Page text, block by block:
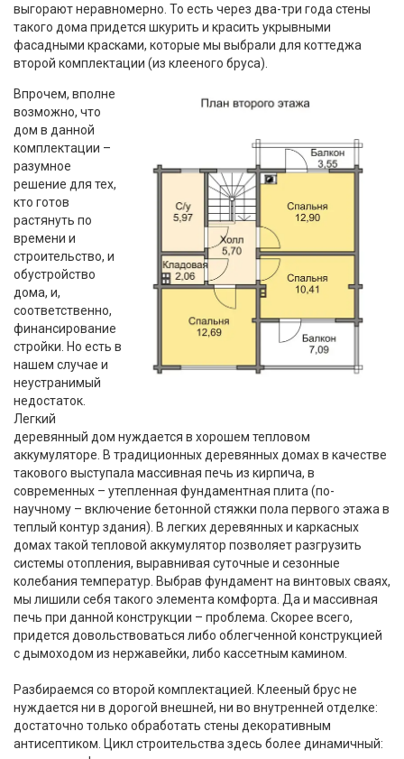
выгорают неравномерно. То есть через два-три года стены
такого дома придется шкурить и красить укрывными
фасадными красками, которые мы выбрали для коттеджа
второй комплектации (из клееного бруса).
Впрочем, вполне
возможно, что
дом в данной
комплектации –
разумное
решение для тех,
кто готов
растянуть по
времени и
строительство, и
обустройство
дома, и,
соответственно,
финансирование
стройки. Но есть в
нашем случае и
неустранимый
недостаток.
Легкий
деревянный дом нуждается в хорошем тепловом
аккумуляторе. В традиционных деревянных домах в качестве
такового выступала массивная печь из кирпича, в
современных – утепленная фундаментная плита (по-
научному – включение бетонной стяжки пола первого этажа в
теплый контур здания). В легких деревянных и каркасных
домах такой тепловой аккумулятор позволяет разгрузить
системы отопления, выравнивая суточные и сезонные
колебания температур. Выбрав фундамент на винтовых сваях,
мы лишили себя такого элемента комфорта. Да и массивная
печь при данной конструкции – проблема. Скорее всего,
придется довольствоваться либо облегченной конструкцией
с дымоходом из нержавейки, либо кассетным камином.
Разбираемся со второй комплектацией. Клееный брус не
нуждается ни в дорогой внешней, ни во внутренней отделке:
достаточно только обработать стены декоративным
антисептиком. Цикл строительства здесь более динамичный: